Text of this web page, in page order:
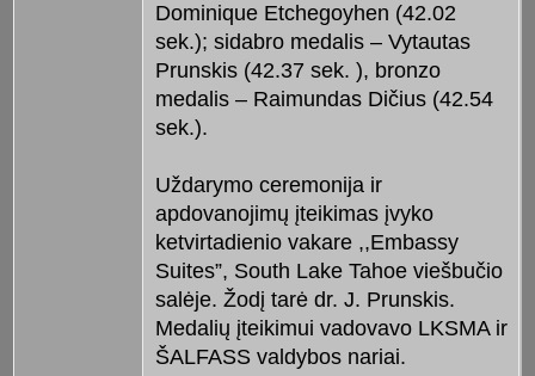
Dominique Etchegoyhen (42.02
sek.); sidabro medalis – Vytautas
Prunskis (42.37 sek. ), bronzo
medalis – Raimundas Dičius (42.54
sek.).
Uždarymo ceremonija ir
apdovanojimų įteikimas įvyko
ketvirtadienio vakare ,,Embassy
Suites”, South Lake Tahoe viešbučio
salėje. Žodį tarė dr. J. Prunskis.
Medalių įteikimui vadovavo LKSMA ir
ŠALFASS valdybos nariai.